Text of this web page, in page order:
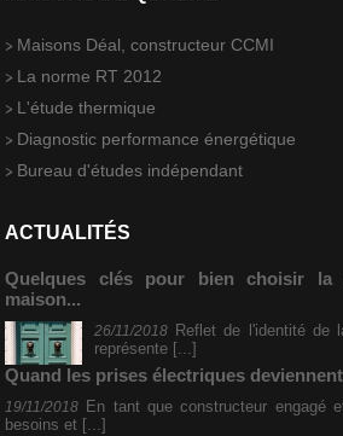
Maisons Déal, constructeur CCMI
La norme RT 2012
L'étude thermique
Diagnostic performance énergétique
Bureau d'études indépendant
ACTUALITÉS
Quelques clés pour bien choisir la
maison...
26/11/2018 Reflet de l'identité de
représente [...]
Quand les prises électriques
19/11/2018 En tant que constructeur engagé
besoins et [...]